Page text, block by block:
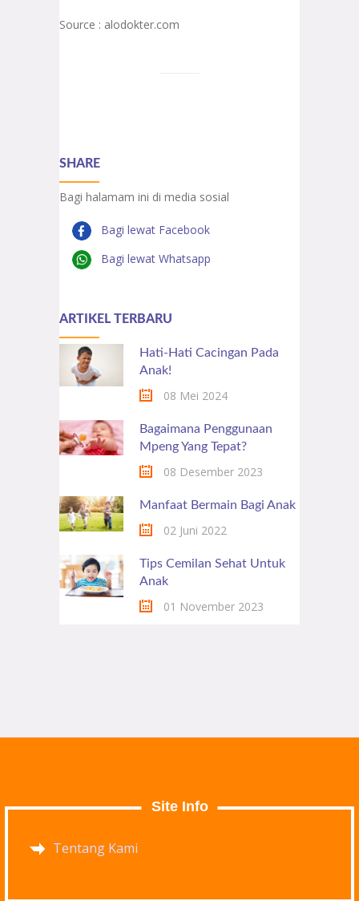
Source : alodokter.com
SHARE
Bagi halamam ini di media sosial
Bagi lewat Facebook
Bagi lewat Whatsapp
ARTIKEL TERBARU
Hati-Hati Cacingan Pada
Anak!
08 Mei 2024
Bagaimana Penggunaan
Mpeng Yang Tepat?
08 Desember 2023
Manfaat Bermain Bagi Anak
02 Juni 2022
Tips Cemilan Sehat Untuk
Anak
01 November 2023
Site Info
Tentang Kami